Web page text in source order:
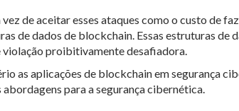
de aceitar esses ataques como o custo de
de dados de blockchain. Essas estruturas de
violação proibitivamente desafiadora.
as aplicações de blockchain em segurança
para a segurança cibernética.